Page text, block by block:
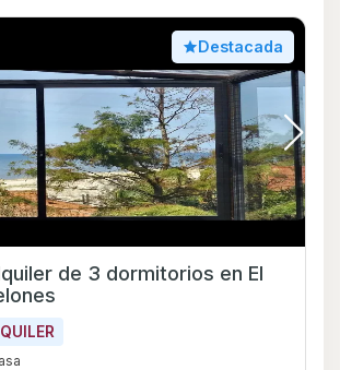
Destacada
de 3 dormitorios en El